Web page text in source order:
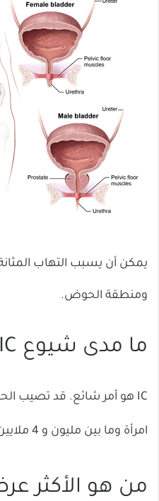
ومنطقة الحوض.
ما مدى شيوع IC؟
امرأة وما بين مليون و 4 ملايين رجل في الولايات المتحدة.
من هو الأكثر